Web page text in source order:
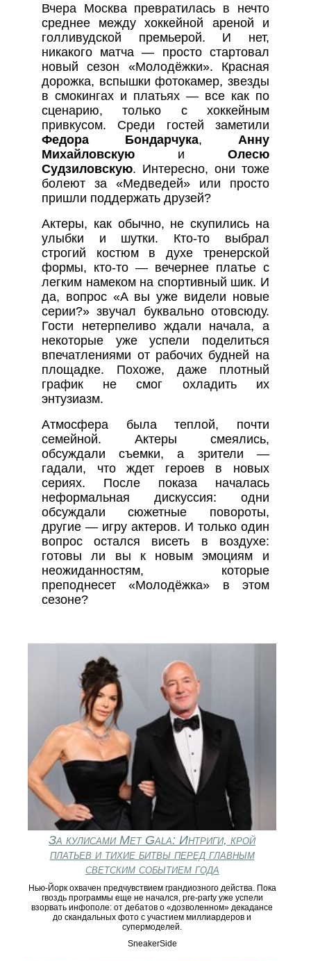
Вчера Москва превратилась в нечто
среднее между хоккейной ареной и
голливудской премьерой. И нет,
никакого матча — просто стартовал
новый сезон «Молодёжки». Красная
дорожка, вспышки фотокамер, звезды
в смокингах и платьях — все как по
сценарию, только с хоккейным
привкусом. Среди гостей заметили
Федора Бондарчука, Анну
Михайловскую и Олесю
Судзиловскую. Интересно, они тоже
болеют за «Медведей» или просто
пришли поддержать друзей?
Актеры, как обычно, не скупились на
улыбки и шутки. Кто-то выбрал
строгий костюм в духе тренерской
формы, кто-то — вечернее платье с
легким намеком на спортивный шик. И
да, вопрос «А вы уже видели новые
серии?» звучал буквально отовсюду.
Гости нетерпеливо ждали начала, а
некоторые уже успели поделиться
впечатлениями от рабочих будней на
площадке. Похоже, даже плотный
график не смог охладить их
энтузиазм.
Атмосфера была теплой, почти
семейной. Актеры смеялись,
обсуждали съемки, а зрители —
гадали, что ждет героев в новых
сериях. После показа началась
неформальная дискуссия: одни
обсуждали сюжетные повороты,
другие — игру актеров. И только один
вопрос остался висеть в воздухе:
готовы ли вы к новым эмоциям и
неожиданностям, которые
преподнесет «Молодёжка» в этом
сезоне?
За кулисами Met Gala: Интриги, крой
платьев и тихие битвы перед главным
светским событием года
Нью-Йорк охвачен предчувствием грандиозного действа. Пока
гвоздь программы еще не начался, pre-party уже успели
взорвать инфополе: от дебатов о «дозволенном» декадансе
до скандальных фото с участием миллиардеров и
супермоделей.
SneakerSide